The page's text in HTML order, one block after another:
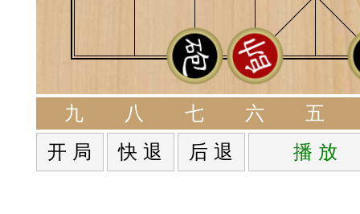
随身带的象棋藏
是象棋典籍宝库，是
的在线棋谱，将学习
五
六
七
八
九
开 局 快 退 后 退 播 放